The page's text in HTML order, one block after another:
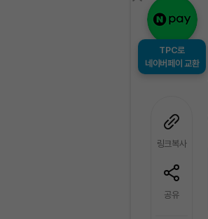
TPC로
네이버페이 교환
링크복사
공유